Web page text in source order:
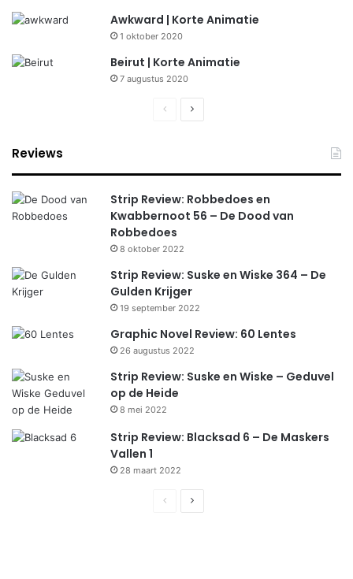
Awkward | Korte Animatie
1 oktober 2020
Beirut | Korte Animatie
7 augustus 2020
PreviousNext
Reviews
Strip Review: Robbedoes en
Kwabbernoot 56 – De Dood van
Robbedoes
8 oktober 2022
Strip Review: Suske en Wiske 364 – De
Gulden Krijger
19 september 2022
Graphic Novel Review: 60 Lentes
26 augustus 2022
Strip Review: Suske en Wiske – Geduvel
op de Heide
8 mei 2022
Strip Review: Blacksad 6 – De Maskers
Vallen 1
28 maart 2022
PreviousNext